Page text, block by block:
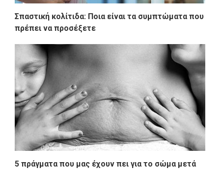
Σπαστική κολίτιδα: Ποια είναι τα συμπτώματα που
πρέπει να προσέξετε
5 πράγματα που μας έχουν πει για το σώμα μετά